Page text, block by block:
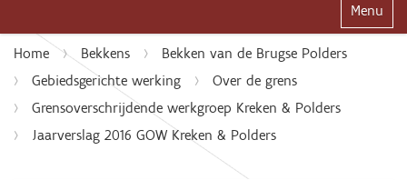
Klap
Home Bekkens
Bekken van de Brugse Polders
Gebiedsgerichte werking
Over de grens
Grensoverschrijdende werkgroep Kreken & Polders
Jaarverslag 2016 GOW Kreken & Polders